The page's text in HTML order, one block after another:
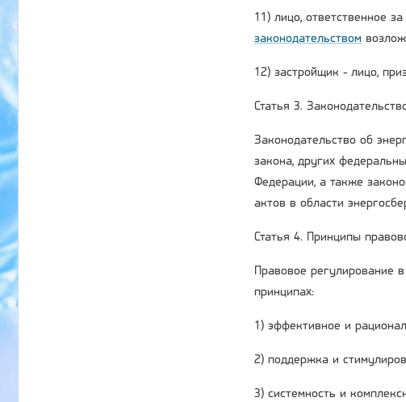
11) лицо, ответственное
законодательством
12) застройщик - лицо,
Статья 3.
Законодательство об
закона, других
Федерации, а также
актов в области
Статья 4. Принципы
Правовое регулирование
принципах:
1) эффективное и
2) поддержка и
3) системность и